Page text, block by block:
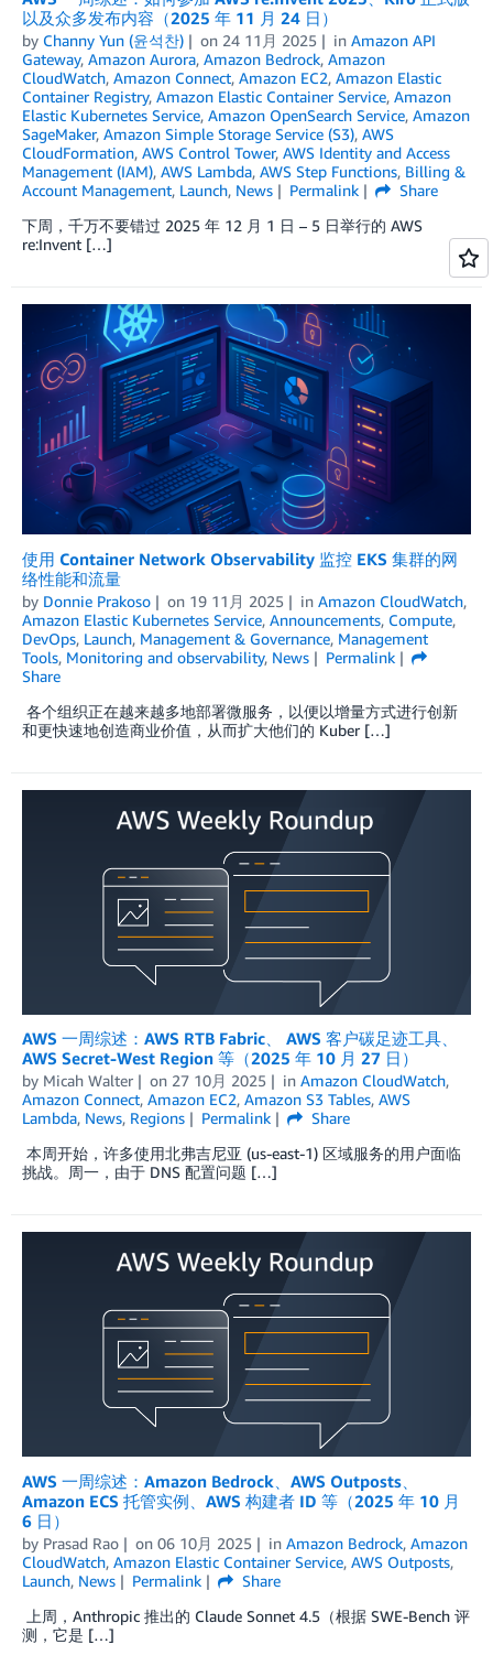
以及众多发布内容（2025 年 11 月 24 日）
by Channy Yun (윤석찬) on 24 11月 2025 in Amazon API
Gateway, Amazon Aurora, Amazon Bedrock, Amazon
CloudWatch, Amazon Connect, Amazon EC2, Amazon Elastic
Container Registry, Amazon Elastic Container Service, Amazon
Elastic Kubernetes Service, Amazon OpenSearch Service, Amazon
SageMaker, Amazon Simple Storage Service (S3), AWS
CloudFormation, AWS Control Tower, AWS Identity and Access
Management (IAM), AWS Lambda, AWS Step Functions, Billing &
Account Management, Launch, News Permalink
Share
下周，千万不要错过 2025 年 12 月 1 日 – 5 日举行的 AWS
re:Invent […]
使用 Container Network Observability 监控 EKS 集群的网
络性能和流量
by Donnie Prakoso on 19 11月 2025 in Amazon CloudWatch,
Amazon Elastic Kubernetes Service, Announcements, Compute,
DevOps, Launch, Management & Governance, Management
Tools, Monitoring and observability, News
Permalink
Share
各个组织正在越来越多地部署微服务，以便以增量方式进行创新
和更快速地创造商业价值，从而扩大他们的 Kuber […]
AWS 一周综述：AWS RTB Fabric、 AWS 客户碳足迹工具、
AWS Secret-West Region 等（2025 年 10 月 27 日）
by Micah Walter on 27 10月 2025 in Amazon CloudWatch,
Amazon Connect, Amazon EC2, Amazon S3 Tables, AWS
Lambda, News, Regions Permalink
Share
本周开始，许多使用北弗吉尼亚 (us-east-1) 区域服务的用户面临
挑战。周一，由于 DNS 配置问题 […]
AWS 一周综述：Amazon Bedrock、AWS Outposts、
Amazon ECS 托管实例、AWS 构建者 ID 等（2025 年 10 月
6 日）
by Prasad Rao on 06 10月 2025 in Amazon Bedrock, Amazon
CloudWatch, Amazon Elastic Container Service, AWS Outposts,
Launch, News Permalink
Share
上周，Anthropic 推出的 Claude Sonnet 4.5（根据 SWE-Bench 评
测，它是 […]